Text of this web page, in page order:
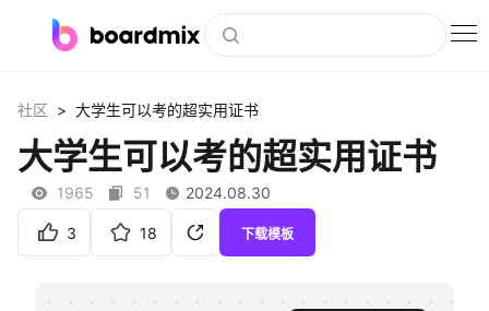
社区资源
下载
社区 > 大学生可以考的超实用证书
大学生可以考的超实用证书
1965 51 2024.08.30
3 18 下载模板